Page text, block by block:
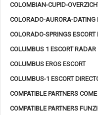
COLOMBIAN-CUPID-
COLORADO-AURORA-DATING
COLORADO-SPRINGS ESCORT
COLUMBUS 1 ESCORT RADAR
COLUMBUS EROS ESCORT
COLUMBUS-1 ESCORT
COMPATIBLE PARTNERS
COMPATIBLE PARTNERS